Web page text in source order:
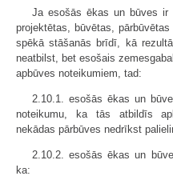
Ja esošās ēkas un būves ir
projektētas, būvētas,
spēkā stāšanās brīdī, kā
neatbilst, bet esošais
apbūves noteikumiem, tad:
2.10.1. esošās ēkas un
noteikumu, ka tās atbildīs
nekādas pārbūves nedrīkst
2.10.2. esošās ēkas un
ka: